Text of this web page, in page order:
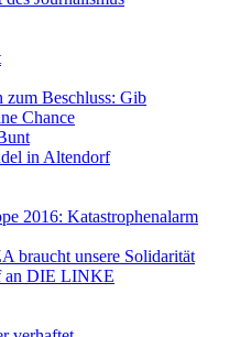
zum Beschluss: Gib
Chance
in Altendorf
2016: Katastrophenalarm
braucht unsere Solidarität
an DIE LINKE